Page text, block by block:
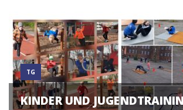
TG
KINDER UND